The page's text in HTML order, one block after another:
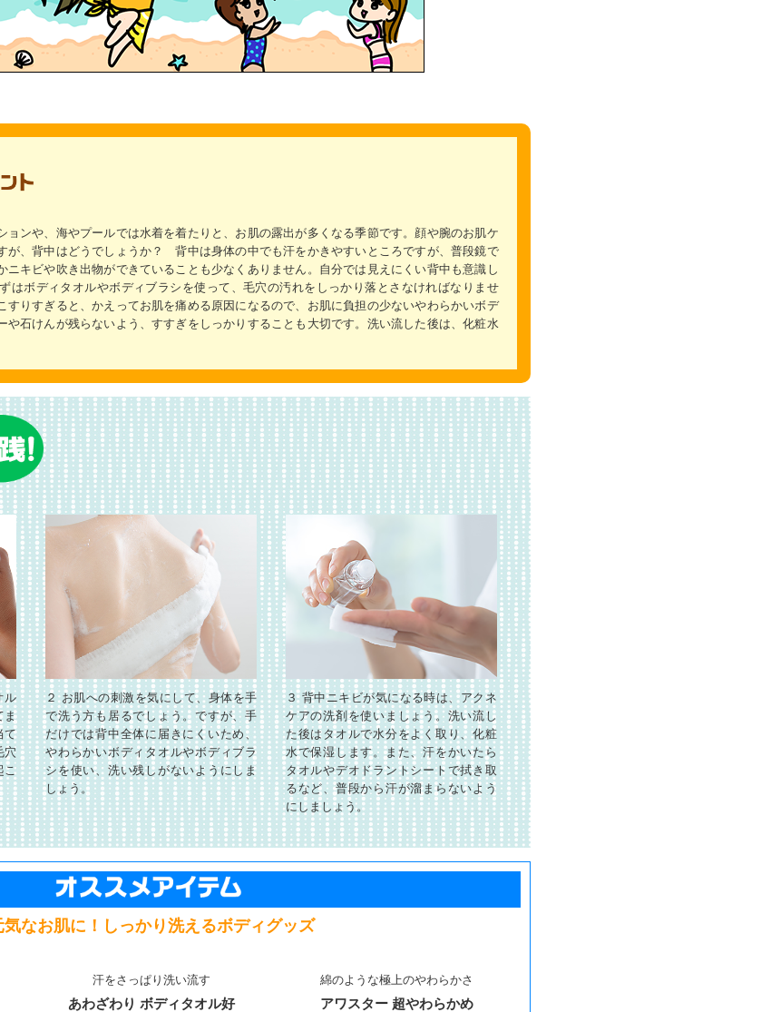
ョンや、海やプールでは水着を着たりと、お肌の露出が多くなる季節です。顔や腕のお肌ケ
が、背中はどうでしょうか？ 背中は身体の中でも汗をかきやすいところですが、普段鏡で
ニキビや吹き出物ができていることも少なくありません。自分では見えにくい背中も意識し
はボディタオルやボディブラシを使って、毛穴の汚れをしっかり落とさなければなりませ
すりすぎると、かえってお肌を痛める原因になるので、お肌に負担の少ないやわらかいボデ
や石けんが残らないよう、すすぎをしっかりすることも大切です。洗い流した後は、化粧水
ル
ま
て
穴
こ
２ お肌への刺激を気にして、身体を手
で洗う方も居るでしょう。ですが、手
だけでは背中全体に届きにくいため、
やわらかいボディタオルやボディブラ
シを使い、洗い残しがないようにしま
しょう。
３ 背中ニキビが気になる時は、アクネ
ケアの洗剤を使いましょう。洗い流し
た後はタオルで水分をよく取り、化粧
水で保湿します。また、汗をかいたら
タオルやデオドラントシートで拭き取
るなど、普段から汗が溜まらないよう
にしましょう。
気なお肌に！しっかり洗えるボディグッズ
汗をさっぱり洗い流す
あわざわり ボディタオル好
綿のような極上のやわらかさ
アワスター 超やわらかめ